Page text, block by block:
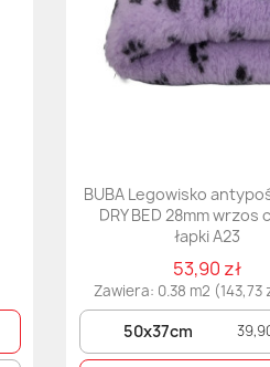
BUBA Legowisko
DRY BED 28mm wrzos
łapki A23
53,90 zł
Zawiera: 0.38 m2 (143,73
50x37cm